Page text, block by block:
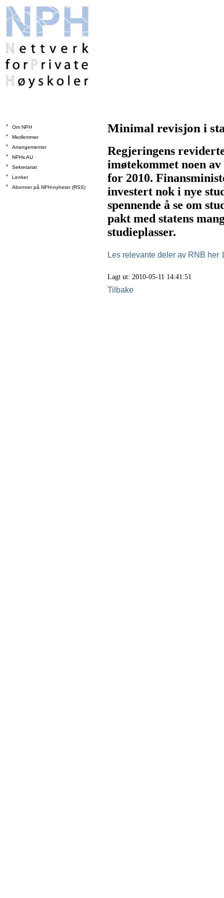
*
Om NPH
*
Medlemmer
*
Arrangementer
*
NPHs AU
*
Sekretariat
*
Lenker
*
Abonner på NPH-nyheter (RSS)
Minimal revisjon i
Regjeringens
imøtekommet noen
for 2010.
investert nok i nye
spennende å se om
pakt med statens
studieplasser.
Les relevante deler av RNB her
Lagt ut: 2010-05-11 14:41:51
Tilbake